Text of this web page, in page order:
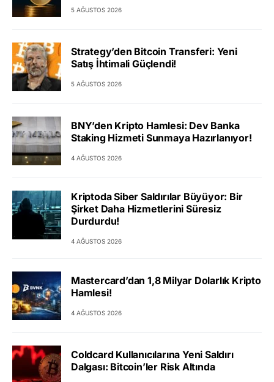
5 AĞUSTOS 2026
Strategy’den Bitcoin Transferi: Yeni
Satış İhtimali Güçlendi!
5 AĞUSTOS 2026
BNY’den Kripto Hamlesi: Dev Banka
Staking Hizmeti Sunmaya Hazırlanıyor!
4 AĞUSTOS 2026
Kriptoda Siber Saldırılar Büyüyor: Bir
Şirket Daha Hizmetlerini Süresiz
Durdurdu!
4 AĞUSTOS 2026
Mastercard’dan 1,8 Milyar Dolarlık Kripto
Hamlesi!
4 AĞUSTOS 2026
Coldcard Kullanıcılarına Yeni Saldırı
Dalgası: Bitcoin’ler Risk Altında